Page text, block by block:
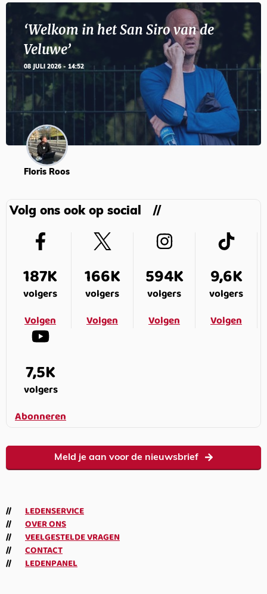
‘Welkom in het San Siro van de
Veluwe’
08 JULI 2026 - 14:52
Floris Roos
Volg ons ook op social
187K
volgers
Volgen
166K
volgers
Volgen
594K
volgers
Volgen
9,6K
volgers
Volgen
7,5K
volgers
Abonneren
Meld je aan voor de nieuwsbrief
LEDENSERVICE
OVER ONS
VEELGESTELDE VRAGEN
CONTACT
LEDENPANEL